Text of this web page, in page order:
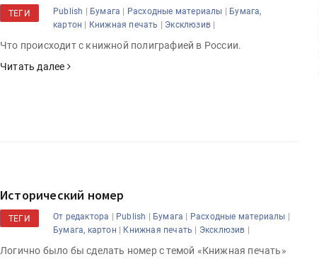
ТЕГИ Publish | Бумага | Расходные материалы | Бумага,
картон | Книжная печать | Эксклюзив |
Что происходит с книжной полиграфией в России.
Читать далее
Исторический номер
ТЕГИ От редактора | Publish | Бумага | Расходные материалы |
Бумага, картон | Книжная печать | Эксклюзив |
Логично было бы сделать номер с темой «Книжная печать»